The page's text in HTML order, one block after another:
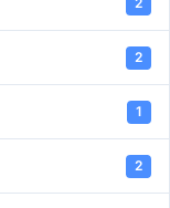
2
1
2